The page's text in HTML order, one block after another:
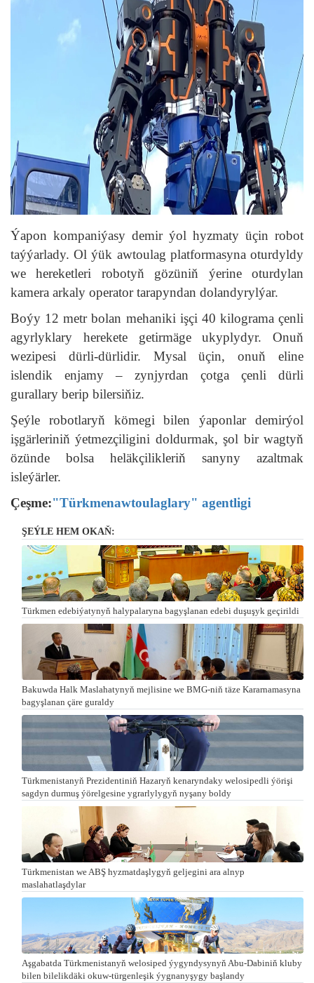
Ýapon kompaniýasy demir ýol hyzmaty üçin robot
taýýarlady. Ol ýük awtoulag platformasyna oturdyldy
we hereketleri robotyň gözüniň ýerine oturdylan
kamera arkaly operator tarapyndan dolandyrylýar.
Boýy 12 metr bolan mehaniki işçi 40 kilograma çenli
agyrlyklary herekete getirmäge ukyplydyr. Onuň
wezipesi dürli-dürlidir. Mysal üçin, onuň eline
islendik enjamy – zynjyrdan çotga çenli dürli
gurallary berip bilersiňiz.
Şeýle robotlaryň kömegi bilen ýaponlar demirýol
işgärleriniň ýetmezçiligini doldurmak, şol bir wagtyň
özünde bolsa heläkçilikleriň sanyny azaltmak
isleýärler.
Çeşme:"Türkmenawtoulaglary" agentligi
ŞEÝLE HEM OKAŇ:
Türkmen edebiýatynyň halypalaryna bagyşlanan edebi duşuşyk geçirildi
Bakuwda Halk Maslahatynyň mejlisine we BMG-niň täze Kararnamasyna
bagyşlanan çäre guraldy
Türkmenistanyň Prezidentiniň Hazaryň kenaryndaky welosipedli ýörişi
sagdyn durmuş ýörelgesine ygrarlylygyň nyşany boldy
Türkmenistan we ABŞ hyzmatdaşlygyň geljegini ara alnyp
maslahatlaşdylar
Aşgabatda Türkmenistanyň welosiped ýygyndysynyň Abu-Dabiniň kluby
bilen bilelikdäki okuw-türgenleşik ýygnanyşygy başlandy